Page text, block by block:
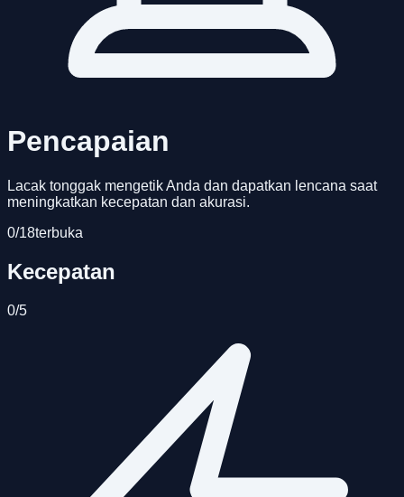
Pencapaian
Lacak tonggak mengetik Anda dan dapatkan lencana saat
meningkatkan kecepatan dan akurasi.
0/18terbuka
Kecepatan
0/5